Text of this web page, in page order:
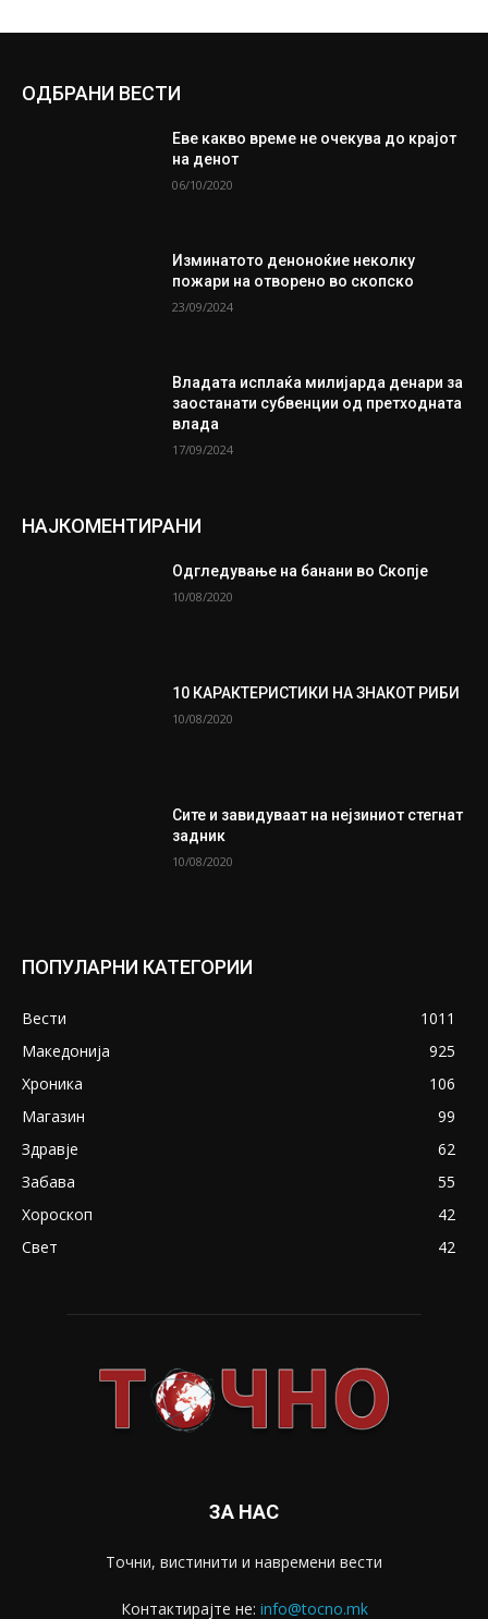
ОДБРАНИ ВЕСТИ
Еве какво време не очекува до крајот
на денот
06/10/2020
Изминатото деноноќие неколку
пожари на отворено во скопско
23/09/2024
Владата исплаќа милијарда денари за
заостанати субвенции од претходната
влада
17/09/2024
НАЈКОМЕНТИРАНИ
Одгледување на банани во Скопје
10/08/2020
10 КАРАКТЕРИСТИКИ НА ЗНАКОТ РИБИ
10/08/2020
Сите и завидуваат на нејзиниот стегнат
задник
10/08/2020
ПОПУЛАРНИ КАТЕГОРИИ
Вести
1011
Македонија
925
Хроника
106
Магазин
99
Здравје
62
Забава
55
Хороскоп
42
Свет
42
ЗА НАС
Точни, вистинити и навремени вести
Контактирајте не: info@tocno.mk